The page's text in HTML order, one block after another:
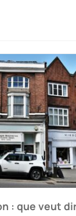
: que veut